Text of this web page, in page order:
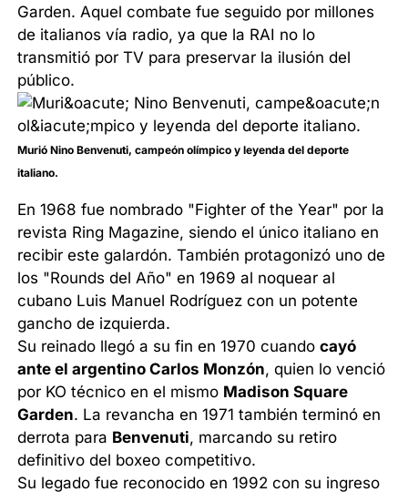
Garden. Aquel combate fue seguido por millones
de italianos vía radio, ya que la RAI no lo
transmitió por TV para preservar la ilusión del
público.
Murió Nino Benvenuti, campeón olímpico y leyenda del deporte
italiano.
En 1968 fue nombrado "Fighter of the Year" por la
revista Ring Magazine, siendo el único italiano en
recibir este galardón. También protagonizó uno de
los "Rounds del Año" en 1969 al noquear al
cubano Luis Manuel Rodríguez con un potente
gancho de izquierda.
Su reinado llegó a su fin en 1970 cuandocayó
ante el argentino Carlos Monzón, quien lo venció
por KO técnico en el mismo Madison Square
Garden. La revancha en 1971 también terminó en
derrota para Benvenuti, marcando su retiro
definitivo del boxeo competitivo.
Su legado fue reconocido en 1992 con su ingreso